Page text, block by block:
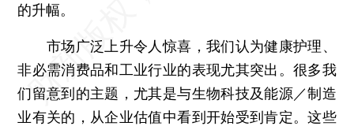
的升幅。
市场广泛上升令人惊喜，我们认为健康护理、
非必需消费品和工业行业的表现尤其突出。很多我
们留意到的主题，尤其是与生物科技及能源／制造
业有关的，从企业估值中看到开始受到肯定。这些